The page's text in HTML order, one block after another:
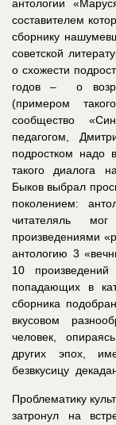
антологии
составителем
сборнику
советской
о схожести
годов – о
(примером
сообщество
педагогом,
подростком надо
такого диалога
Быков выбрал
поколением:
читателяль
произведениями
антологию 3
10
попадающих в
сборника
вкусовом
человек,
других эпох,
безвкусицу
Проблематику
затронул на